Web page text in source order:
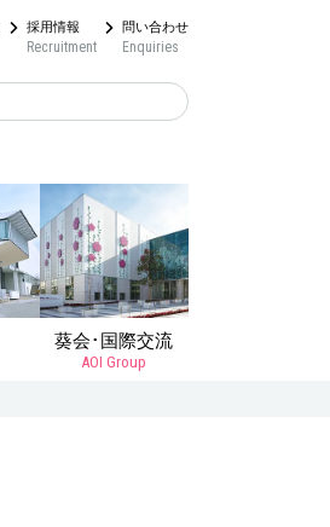
採用情報
Recruitment
問い合わせ
Enquiries
葵会･国際交流
AOI Group